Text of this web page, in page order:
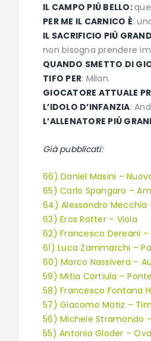
IL CAMPO PIÙ BELLO:
PER ME IL CARNICO È:
IL SACRIFICIO PIÙ
non bisogna prendere
QUANDO SMETTO DI
TIFO PER: Milan.
GIOCATORE ATTUALE
L’IDOLO D’INFANZIA:
L’ALLENATORE PIÙ
Già pubblicati:
66) Daniel Masini –
65) Carlo Spangaro –
64) Alessandro Mecchia
63) Eros Rotter – Viola
62) Francesco Dereani –
61) Luca Zammarchi –
60) Marco Nassivera –
59) Mitia Cortiula –
58) Francesco Fontana
57) Giacomo Matiz –
56) Michele Stramondo
55) Antonio Gloder –